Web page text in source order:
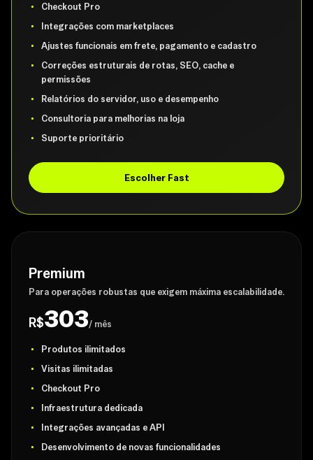
Checkout Pro
Integrações com marketplaces
Ajustes funcionais em frete, pagamento e cadastro
Correções estruturais de rotas, SEO, cache e
permissões
Relatórios do servidor, uso e desempenho
Consultoria para melhorias na loja
Suporte prioritário
Escolher Fast
Premium
Para operações robustas que exigem máxima escalabilidade.
R$303/ mês
Produtos ilimitados
Visitas ilimitadas
Checkout Pro
Infraestrutura dedicada
Integrações avançadas e API
Desenvolvimento de novas funcionalidades